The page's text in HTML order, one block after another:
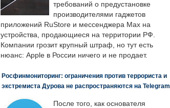
требований о предустановке
производителями гаджетов
приложений RuStore и мессенджера Max на
устройства, продающиеся на территории РФ.
Компании грозит крупный штраф, но тут есть
нюанс: Apple в России ничего и не продает.
Росфинмониторинг: ограничения против террориста и
экстремиста Дурова не распространяются на Telegram
После того, как основателя